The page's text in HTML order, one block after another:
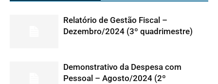
Relatório de Gestão Fiscal –
Dezembro/2024 (3º quadrimestre)
Demonstrativo da Despesa com
Pessoal – Agosto/2024 (2º